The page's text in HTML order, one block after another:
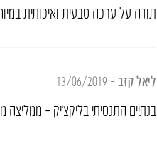
תודה על ערכה טבעית ואיכותית
ליאל קזב–
13/06/2019
בנתיים התנסיתי בליקצ’יק –